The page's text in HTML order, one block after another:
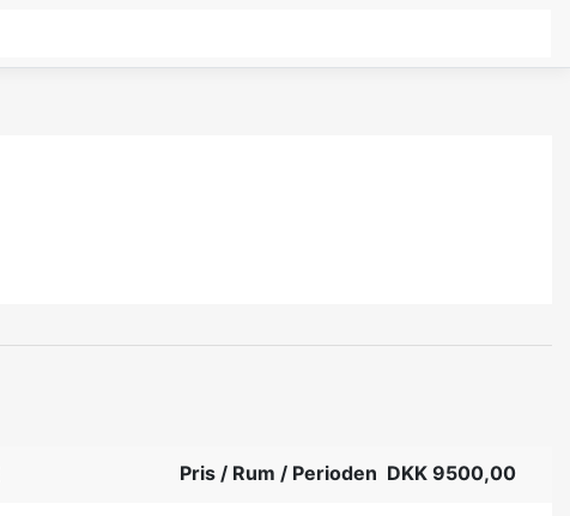
Pris / Rum / Perioden DKK 9500,00